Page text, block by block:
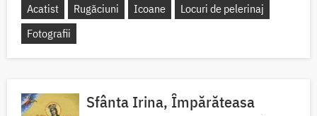
Acatist Rugăciuni Icoane
Locuri de pelerinaj
Fotografii
Sfânta Irina, Împărăteasa